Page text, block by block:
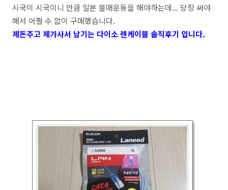
시국이 시국이니 만큼 일본 불매운동을 해야하는데... 당장 써야
해서 어쩔 수 없이 구매했습니다.
제돈주고 제가사서 남기는 다이소 렌케이블 솔직후기 입니다.